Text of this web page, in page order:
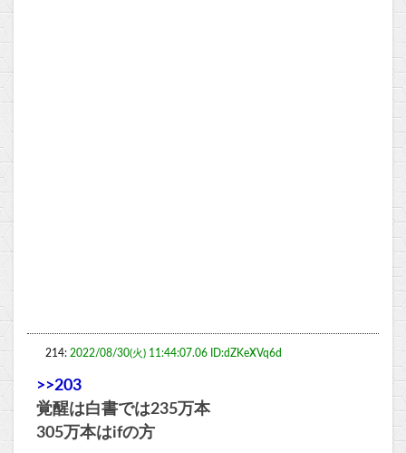
214: 2022/08/30(火) 11:44:07.06 ID:dZKeXVq6d
>>203
覚醒は白書では235万本
305万本はifの方